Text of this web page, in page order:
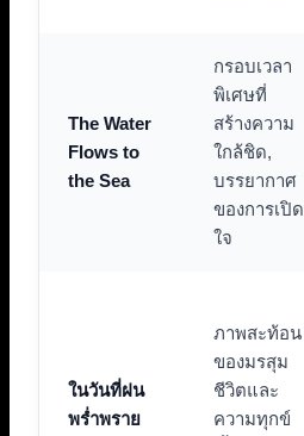
The Water
Flows to
the Sea
กรอบเวลา
พิเศษที่
สร้างความ
ใกล้ชิด,
บรรยากาศ
ของการเปิด
ใจ
ในวันที่ฝน
พร่ำพราย
ภาพสะท้อน
ของมรสุม
ชีวิตและ
ความทุกข์